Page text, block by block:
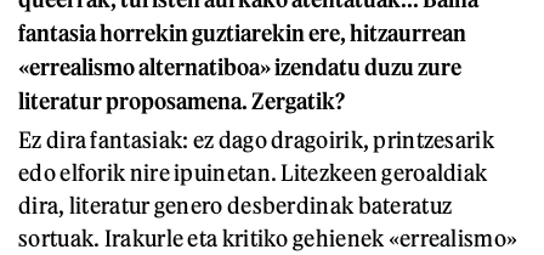
fantasia horrekin guztiarekin ere, hitzaurrean
«errealismo alternatiboa» izendatu duzu zure
literatur proposamena. Zergatik?
Ez dira fantasiak: ez dago dragoirik, printzesarik
edo elforik nire ipuinetan. Litezkeen geroaldiak
dira, literatur genero desberdinak bateratuz
sortuak. Irakurle eta kritiko gehienek «errealismo»